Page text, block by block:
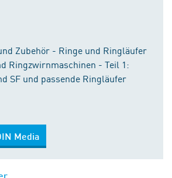
Zubehör - Ringe und Ringläufer
Ringzwirnmaschinen - Teil 1:
SF und passende Ringläufer
Media